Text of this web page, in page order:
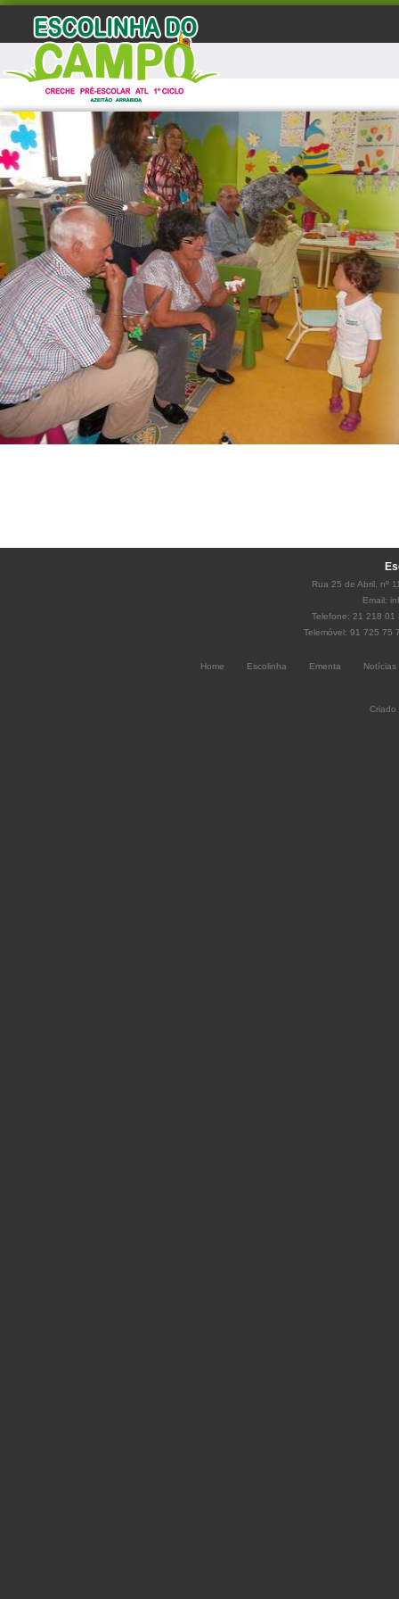
Rua 25 de Abril, nº
Email:
Telefone: 21 218 01
Telemóvel: 91 725 75
Home Escolinha Ementa Notícias